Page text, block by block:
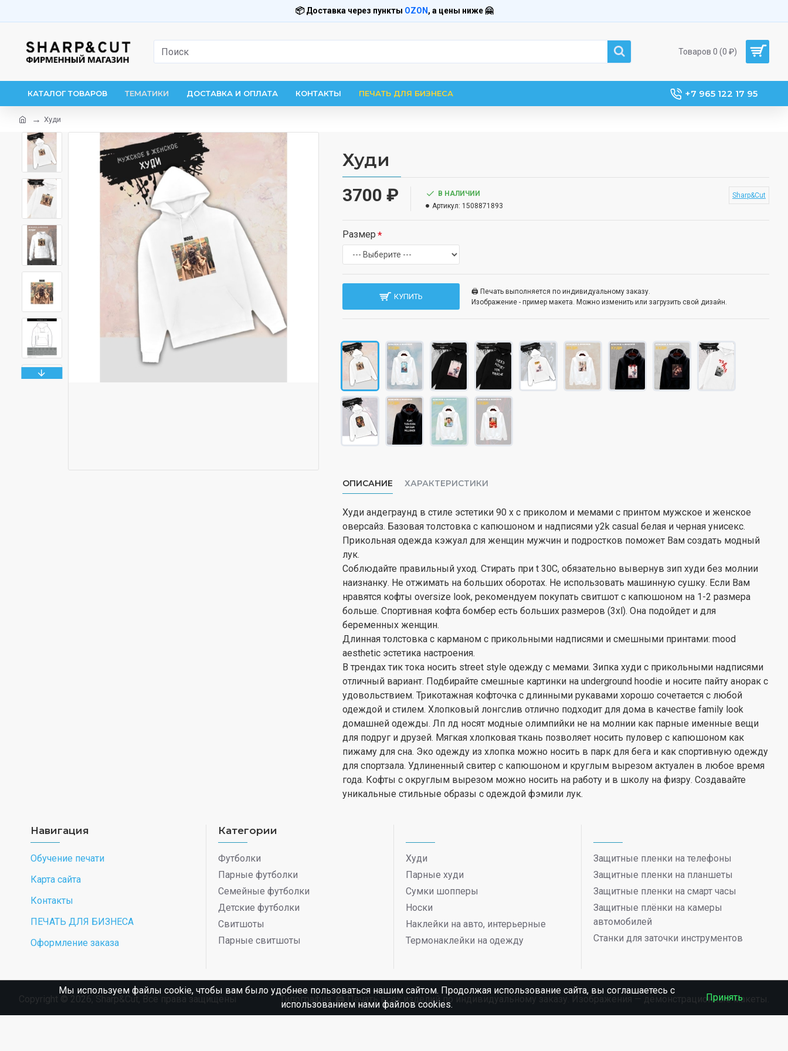
📦 Доставка через пункты OZON , а цены ниже 🤗
Товаров 0 (0 ₽)
КАТАЛОГ ТОВАРОВ ТЕМАТИКИ ДОСТАВКА И ОПЛАТА КОНТАКТЫ ПЕЧАТЬ ДЛЯ БИЗНЕСА +7 965 122 17 95
Худи
Худи
3700 ₽
В НАЛИЧИИ
Артикул: 1508871893
Sharp&Cut
Размер
КУПИТЬ
🖨️ Печать выполняется по индивидуальному заказу.
Изображение - пример макета. Можно изменить или загрузить свой дизайн.
ОПИСАНИЕ ХАРАКТЕРИСТИКИ
Худи андеграунд в стиле эстетики 90 х с приколом и мемами с принтом мужское и женское
оверсайз. Базовая толстовка с капюшоном и надписями y2k casual белая и черная унисекс.
Прикольная одежда кэжуал для женщин мужчин и подростков поможет Вам создать модный
лук.
Соблюдайте правильный уход. Стирать при t 30С, обязательно вывернув зип худи без молнии
наизнанку. Не отжимать на больших оборотах. Не использовать машинную сушку. Если Вам
нравятся кофты oversize look, рекомендуем покупать свитшот с капюшоном на 1-2 размера
больше. Спортивная кофта бомбер есть больших размеров (3xl). Она подойдет и для
беременных женщин.
Длинная толстовка с карманом с прикольными надписями и смешными принтами: mood
aesthetic эстетика настроения.
В трендах тик тока носить street style одежду с мемами. Зипка худи с прикольными надписями
отличный вариант. Подбирайте смешные картинки на underground hoodie и носите пайту анорак с
удовольствием. Трикотажная кофточка с длинными рукавами хорошо сочетается с любой
одеждой и стилем. Хлопковый лонгслив отлично подходит для дома в качестве family look
домашней одежды. Лп лд носят модные олимпийки не на молнии как парные именные вещи
для подруг и друзей. Мягкая хлопковая ткань позволяет носить пуловер с капюшоном как
пижаму для сна. Эко одежду из хлопка можно носить в парк для бега и как спортивную одежду
для спортзала. Удлиненный свитер с капюшоном и круглым вырезом актуален в любое время
года. Кофты с округлым вырезом можно носить на работу и в школу на физру. Создавайте
уникальные стильные образы с одеждой фэмили лук.
Навигация
Обучение печати
Карта сайта
Контакты
ПЕЧАТЬ ДЛЯ БИЗНЕСА
Оформление заказа
Категории
Футболки
Парные футболки
Семейные футболки
Детские футболки
Свитшоты
Парные свитшоты
Худи
Парные худи
Сумки шопперы
Носки
Наклейки на авто, интерьерные
Термонаклейки на одежду
Защитные пленки на телефоны
Защитные пленки на планшеты
Защитные пленки на смарт часы
Защитные плёнки на камеры
автомобилей
Станки для заточки инструментов
Copyright © 2026, Sharp&Cut, Все права защищены Типография. 🖨️ Печать всех изделий по индивидуальному заказу. Изображения — демонстрационные макеты.
Мы используем файлы cookie, чтобы вам было удобнее пользоваться нашим сайтом. Продолжая использование сайта, вы соглашаетесь c
использованием нами файлов cookies.
Принять